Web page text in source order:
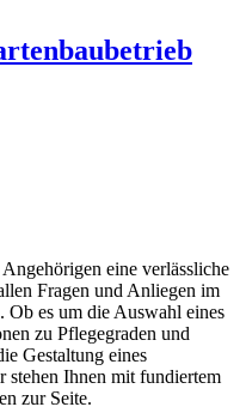
eine verlässliche
Fragen und Anliegen im
Ob es um die Auswahl eines
zu Pflegegraden und
Gestaltung eines
stehen Ihnen mit fundiertem
zur Seite.